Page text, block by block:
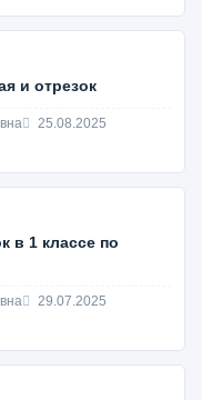
и отрезок
25.08.2025
в 1 классе по
29.07.2025